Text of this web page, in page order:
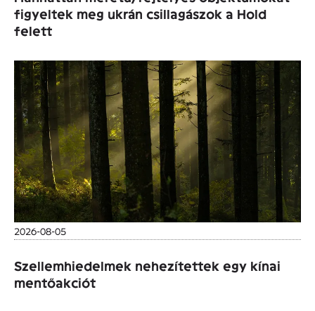
figyeltek meg ukrán csillagászok a Hold
felett
2026-08-05
Szellemhiedelmek nehezítettek egy kínai
mentőakciót